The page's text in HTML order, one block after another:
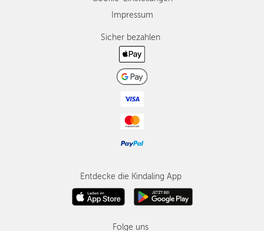
Impressum
Sicher bezahlen
Entdecke die Kindaling App
Folge uns